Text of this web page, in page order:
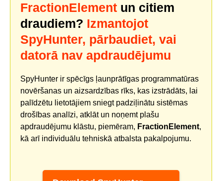
FractionElement un citiem
draudiem? Izmantojot
SpyHunter, pārbaudiet, vai
datorā nav apdraudējumu
SpyHunter ir spēcīgs ļaunprātīgas programmatūras
novēršanas un aizsardzības rīks, kas izstrādāts, lai
palīdzētu lietotājiem sniegt padziļinātu sistēmas
drošības analīzi, atklāt un noņemt plašu
apdraudējumu klāstu, piemēram, FractionElement,
kā arī individuālu tehniskā atbalsta pakalpojumu.